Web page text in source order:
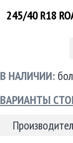
245/40 R18
В НАЛИЧИИ:
ВАРИАНТЫ